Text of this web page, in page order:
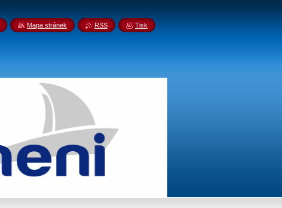
Mapa stránek RSS Tisk